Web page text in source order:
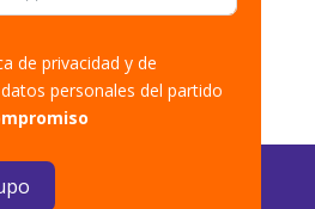
de privacidad y de
personales del partido